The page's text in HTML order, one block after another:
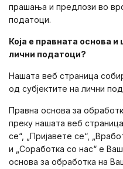
прашања и предлози во
податоци.
Која е правната основа
лични податоци?
Нашата веб страница
од субјектите на лични
Правна основа за
преку нашата веб
се“, „Пријавете се“,
и „Соработка со нас“ е
основа за обработка на